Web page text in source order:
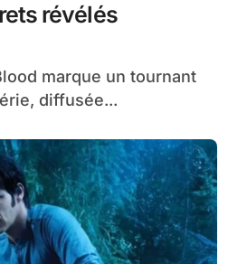
révélés
diffusée...